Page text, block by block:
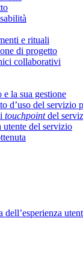
e rituali
di progetto
collaborativi
la sua gestione
d’uso del servizio
touchpointdel
utente del servizio